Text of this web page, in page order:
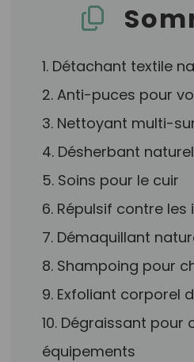
1. Détachant textile
2. Anti-puces pour
3. Nettoyant multi-
4. Désherbant
5. Soins pour le cuir
6. Répulsif contre les
7. Démaquillant
8. Shampoing pour
9. Exfoliant corporel
10. Dégraissant pour
équipements